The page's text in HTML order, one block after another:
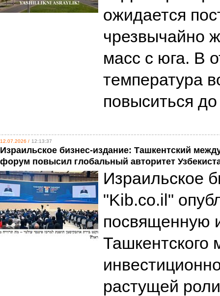
ожидается
чрезвычайно
масс с юга. В
температура
повыситься
12.07.2026 / 12:13:37
Израильское бизнес-издание: Ташкентский
форум повысил глобальный авторитет
Израильское
"Kib.co.il"
посвященную
Ташкентского
растущей